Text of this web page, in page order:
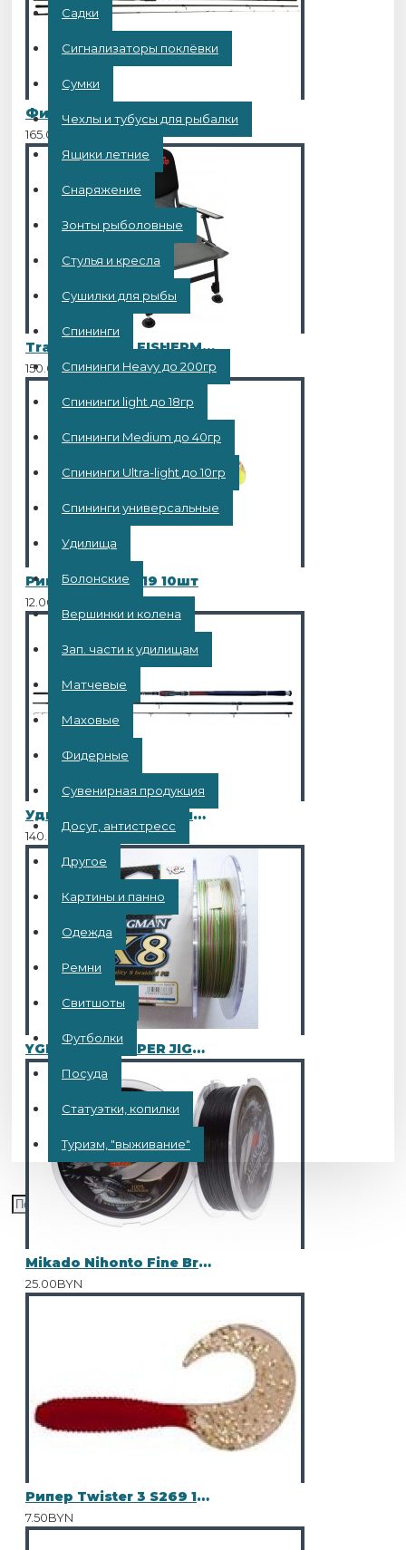
Садки
Сигнализаторы поклёвки
Сумки
Чехлы и тубусы для рыбалки
Ящики летние
Снаряжение
Зонты рыболовные
Стулья и кресла
Сушилки для рыбы
Спининги
Спининги Heavy до 200гр
Спининги light до 18гр
Спининги Medium до 40гр
Спининги Ultra-light до 10гр
Спининги универсальные
Удилища
Болонские
Вершинки и колена
Зап. части к удилищам
Матчевые
Маховые
Фидерные
Сувенирная продукция
Досуг, антистресс
Другое
Картины и панно
Одежда
Ремни
Свитшоты
Футболки
Посуда
Статуэтки, копилки
Туризм, "выживание"
Фидер Kaida Inspiron 3,9 метра, до 120 грамм
165.00BYN
Tramp кресло FISHERMAN
150.00BYN
Рипер Bass 3 L119 10шт
12.00BYN
Удилище фидер "Волжанка Титан" 3.6м (3 секции+3) тест до 130гр (IM7)
140.00BYN
YGK G-SOUL SUPER JIGMAN X8 200M
Mikado Nihonto Fine Braid 100 м 0.18
25.00BYN
Рипер Twister 3 S269 15шт
7.50BYN